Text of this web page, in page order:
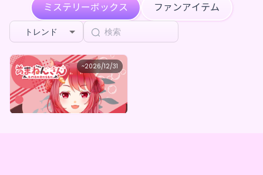
ミステリーボックス ファンアイテム
トレンド
~2026/12/31
あまねんさん
あまねんさんデジタルBOX(全5種)
最低価格
¥1,000 購入はこちら